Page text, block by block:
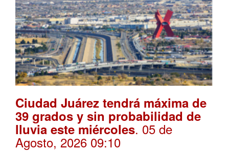
Ciudad Juárez tendrá máxima de
39 grados y sin probabilidad de
lluvia este miércoles. 05 de
Agosto, 2026 09:10